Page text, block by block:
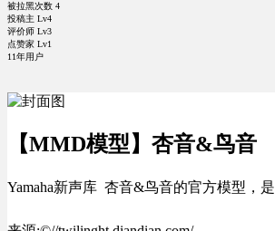
被拉黑次数 4
投稿主 Lv4
评价师 Lv3
点赞家 Lv1
11年用户
【MMD模型】杏音&鸟音
Yamaha新声库 杏音&鸟音的官方模型，